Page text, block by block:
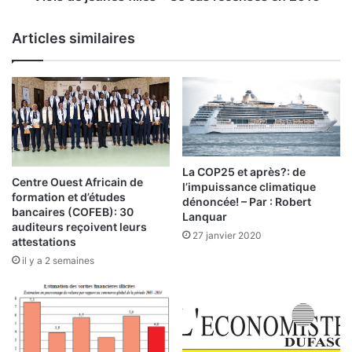
t
i
s
s
e
m
e
t
:
L
e
a
g
n
s
f
i
l
e
s
:
3
5
c
a
e
c
e
Articles similaires
Centre Ouest Africain de
formation et d’études
bancaires (COFEB): 30
auditeurs reçoivent leurs
attestations
il y a 2 semaines
La COP25 et après?: de
l’impuissance climatique
dénoncée! – Par : Robert
Lanquar
27 janvier 2020